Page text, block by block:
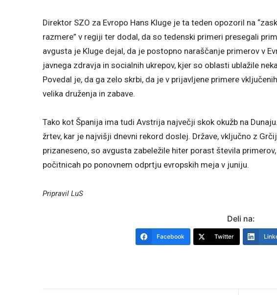
Direktor SZO za Evropo Hans Kluge je ta teden opozoril na
razmere” v regiji ter dodal, da so tedenski primeri presegali
avgusta je Kluge dejal, da je postopno naraščanje primerov v
javnega zdravja in socialnih ukrepov, kjer so oblasti ublažile
Povedal je, da ga zelo skrbi, da je v prijavljene primere
velika druženja in zabave.
Tako kot Španija ima tudi Avstrija največji skok okužb na
žrtev, kar je najvišji dnevni rekord doslej. Države, vključno z
prizaneseno, so avgusta zabeležile hiter porast števila
počitnicah po ponovnem odprtju evropskih meja v juniju.
Pripravil LuS
Deli na:
Facebook Twitter